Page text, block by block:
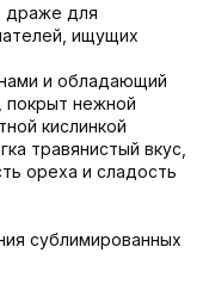
драже для
ищущих
и обладающий
покрыт нежной
кислинкой
травянистый вкус,
ореха и сладость
сублимированных